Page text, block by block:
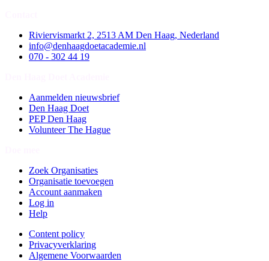
Riviervismarkt 2, 2513 AM Den Haag, Nederland
info@denhaagdoetacademie.nl
070 - 302 44 19
Aanmelden nieuwsbrief
Den Haag Doet
PEP Den Haag
Volunteer The Hague
Zoek Organisaties
Organisatie toevoegen
Account aanmaken
Log in
Help
Content policy
Privacyverklaring
Algemene Voorwaarden